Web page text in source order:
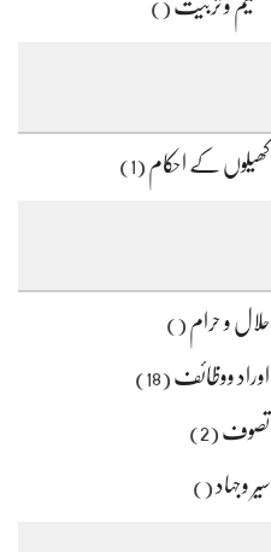
تعلیم و تربیت ()
کھیلوں کے احکام (1)
حلال و حرام ()
اوراد ووظائف (18)
تصوف (2)
سیر وجہاد ()